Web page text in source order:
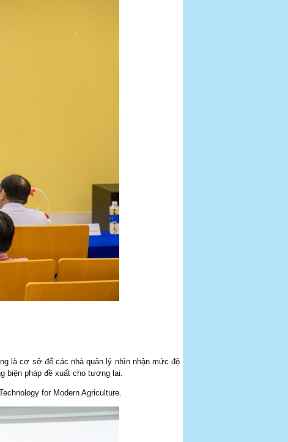
là cơ sở để các nhà quản lý nhìn nhận mức độ
biện pháp đề xuất cho tương lai.
for Modern Agriculture.